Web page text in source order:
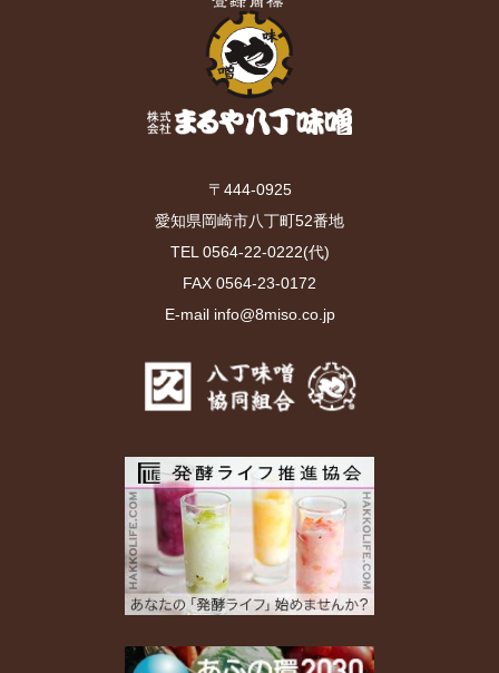
〒444-0925
愛知県岡崎市八丁町52番地
TEL 0564-22-0222(代)
FAX 0564-23-0172
E-mail info@8miso.co.jp